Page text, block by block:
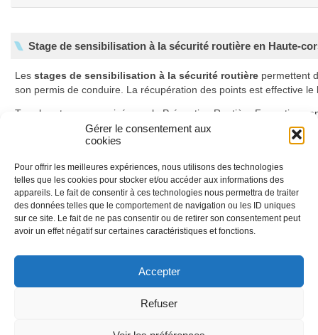
Nous utilisons des cookies afin de réaliser
J'ai compris
Gérer le consentement aux
cookies
Pour offrir les meilleures expériences, nous utilisons des technologies
telles que les cookies pour stocker et/ou accéder aux informations des
appareils. Le fait de consentir à ces technologies nous permettra de traiter
des données telles que le comportement de navigation ou les ID uniques
sur ce site. Le fait de ne pas consentir ou de retirer son consentement peut
avoir un effet négatif sur certaines caractéristiques et fonctions.
Accepter
Refuser
Stage de sensibilisation à la sécurité routière en Haute-
Les stages de sensibilisation à la sécurité routière permettent
son permis de conduire. La récupération des points est effective
Tous les stages organisés par la Prévention Routière Formation
En savoir plus sur les stages de récupération de points
Déroulement des stages
Ils se déroulent sur deux jours et sont animés conjointement par
automobile et un psychologue. Les stages sont composés de
produits psychoactifs.
En savoir plus sur le programme de nos stages